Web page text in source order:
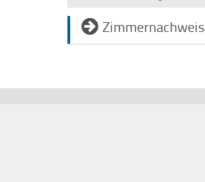
Zimmernachweis